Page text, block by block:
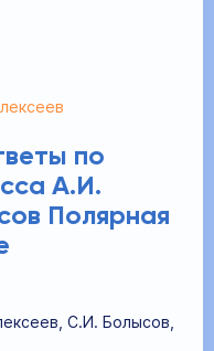
по
А.И.
Полярная
С.И. Болысов,